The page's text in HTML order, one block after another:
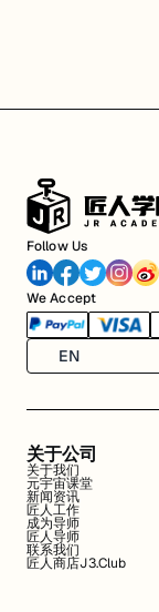
Follow Us
We Accept
EN
关于公司
关于我们
元宇宙课堂
新闻资讯
匠人工作
成为导师
匠人导师
联系我们
匠人商店J3.Club